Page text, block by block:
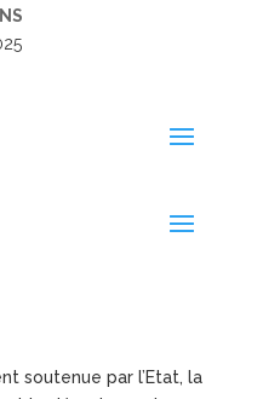
soutenue par l’Etat, la